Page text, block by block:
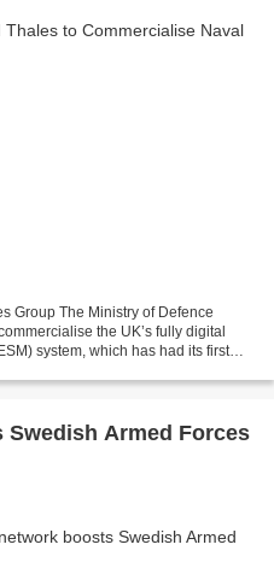
Group The Ministry of Defence
the UK’s fully digital
system, which has had its first
Armed Forces